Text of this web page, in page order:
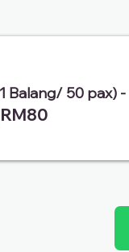
Balang/ 50 pax) -
RM80